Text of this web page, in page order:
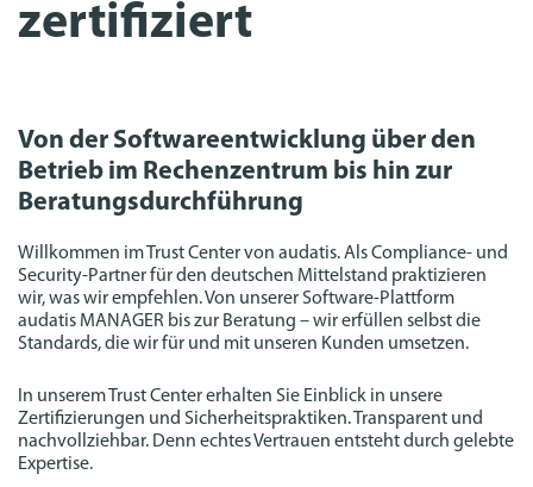
zertifiziert
Von der Softwareentwicklung über den
Betrieb im Rechenzentrum bis hin zur
Beratungsdurchführung
Willkommen im Trust Center von audatis. Als Compliance- und
Security-Partner für den deutschen Mittelstand praktizieren
wir, was wir empfehlen. Von unserer Software-Plattform
audatis MANAGER bis zur Beratung – wir erfüllen selbst die
Standards, die wir für und mit unseren Kunden umsetzen.
In unserem Trust Center erhalten Sie Einblick in unsere
Zertifizierungen und Sicherheitspraktiken. Transparent und
nachvollziehbar. Denn echtes Vertrauen entsteht durch gelebte
Expertise.